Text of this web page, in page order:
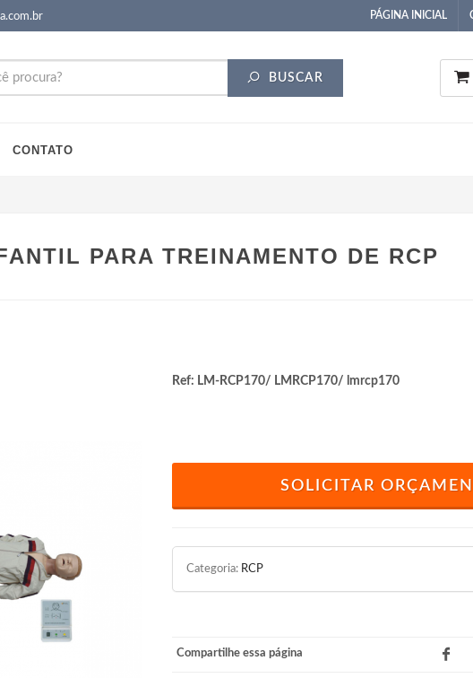
PÁGINA INICIAL
BUSCAR
CONTATO
PARA TREINAMENTO DE RCP
Ref: LM-RCP170/ LMRCP170/ lmrcp170
SOLICITAR
Categoria: RCP
Compartilhe essa página